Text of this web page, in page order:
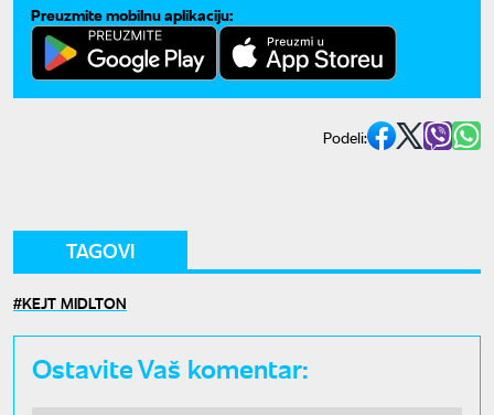
Preuzmite mobilnu aplikaciju:
Podeli:
TAGOVI
KEJT MIDLTON
Ostavite Vaš komentar: